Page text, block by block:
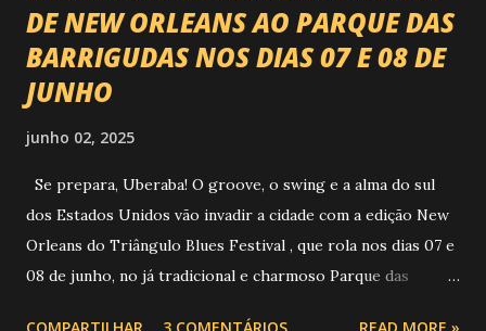
DE NEW ORLEANS AO PARQUE DAS
BARRIGUDAS NOS DIAS 07 E 08 DE
JUNHO
junho 02, 2025
Se prepara, Uberaba! O groove, o swing e a alma do sul
dos Estados Unidos vão invadir a cidade com a edição New
Orleans do Triângulo Blues Festival , que rola nos dias 07 e
08 de junho, no já tradicional e charmoso Parque das